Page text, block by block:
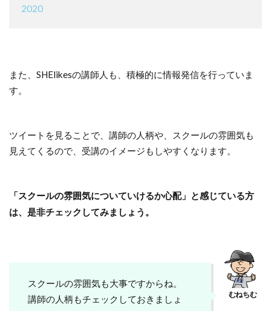
#ライターコース
2020
また、SHElikesの講師人も、積極的に情報発信を行っていま
す。
ツイートを見ることで、講師の人柄や、スクールの雰囲気も
見えてくるので、受講のイメージもしやすくなります。
「スクールの雰囲気についていけるか心配」と感じている方
は、是非チェックしてみましょう。
スクールの雰囲気も大事ですからね。
講師の人柄もチェックしておきましょ